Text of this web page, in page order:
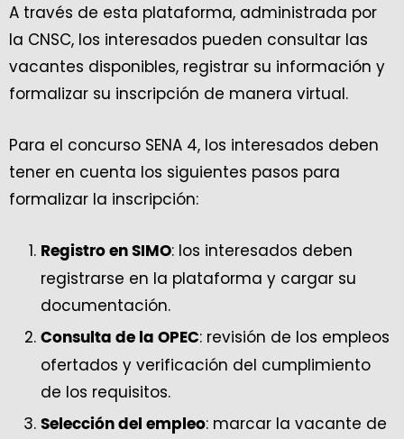
A través de esta plataforma, administrada por
la CNSC, los interesados pueden consultar las
vacantes disponibles, registrar su información y
formalizar su inscripción de manera virtual.
Para el concurso SENA 4, los interesados deben
tener en cuenta los siguientes pasos para
formalizar la inscripción:
Registro en SIMO: los interesados deben
registrarse en la plataforma y cargar su
documentación.
Consulta de la OPEC: revisión de los empleos
ofertados y verificación del cumplimiento
de los requisitos.
Selección del empleo: marcar la vacante de